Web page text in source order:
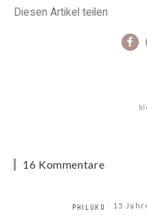
Diesen Artikel teilen
16 Kommentare
PHILUKO 15